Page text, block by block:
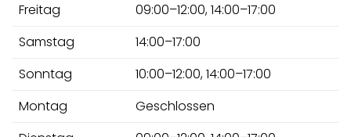
Freitag
09:00–12:00, 14:00–17:00
Samstag
14:00–17:00
Sonntag
10:00–12:00, 14:00–17:00
Montag
Geschlossen